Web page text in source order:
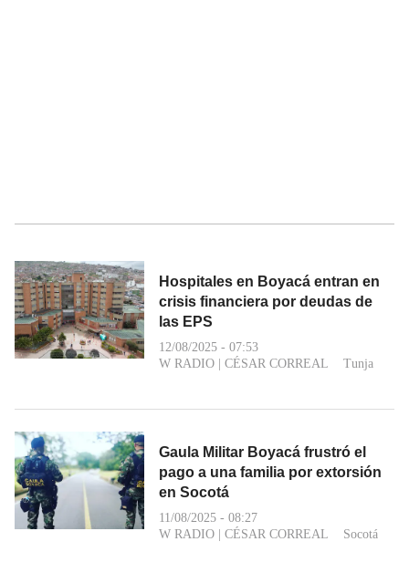
Hospitales en Boyacá entran en
crisis financiera por deudas de
las EPS
12/08/2025 - 07:53
W RADIO
CÉSAR CORREAL Tunja
Gaula Militar Boyacá frustró el
pago a una familia por extorsión
en Socotá
11/08/2025 - 08:27
W RADIO
CÉSAR CORREAL Socotá